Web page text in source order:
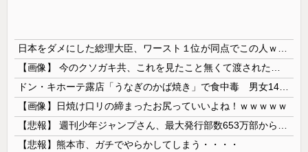
【画像】日焼け口リの締まったお尻っていいよね！ｗｗｗｗｗ
【悲報】熊本市、ガチでやらかしてしまう・・・・